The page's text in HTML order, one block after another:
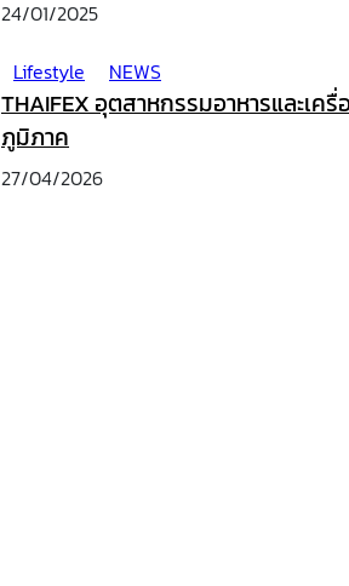
24/01/2025
Lifestyle
NEWS
THAIFEX อุตสาหกรรมอาหารและเค
ภูมิภาค
27/04/2026